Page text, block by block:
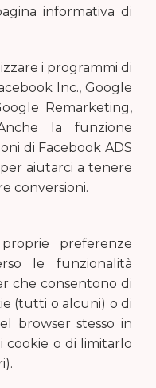
informativa di
i programmi di
Inc., Google
Remarketing,
la funzione
di Facebook ADS
aiutarci a tenere
conversioni.
preferenze
le funzionalità
che consentono di
(tutti o alcuni) o di
browser stesso in
cookie o di limitarlo